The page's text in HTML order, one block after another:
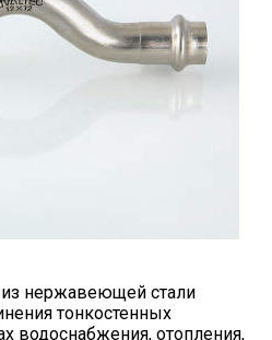
нержавеющей стали
тонкостенных
водоснабжения, отопления,